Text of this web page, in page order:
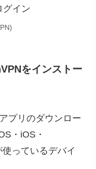
をインストー
プリのダウンロー
・iOS・
っているデバイ